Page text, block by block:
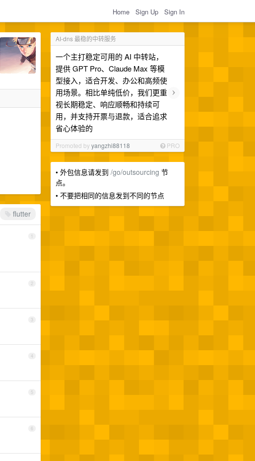
Home Sign Up Sign In
AI-dns 最稳的中转服务
一个主打稳定可用的 AI 中转站，
提供 GPT Pro、Claude Max 等模
型接入，适合开发、办公和高频使
用场景。相比单纯低价，我们更重
视长期稳定、响应顺畅和持续可
用，并支持开票与退款，适合追求
省心体验的
›
Promoted byyangzhi88118 PRO
• 外包信息请发到 /go/outsourcing 节
点。
• 不要把相同的信息发到不同的节点
flutter
1
2
3
4
5
6